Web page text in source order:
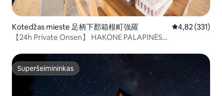
Kotedžas mieste 足柄下郡箱根町強羅 Vidutinis
4,82 (331)
【24h Private Onsen】 HAKONE PALAPINĖS
Superšeimininkas
Superšeimininkas